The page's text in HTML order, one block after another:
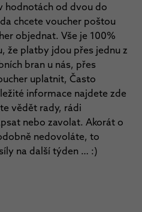
hodnotách od dvou do
chcete voucher poštou
objednat. Vše je 100%
že platby jdou přes jednu z
bran u nás, přes
uplatnit, Často
informace najdete zde
vědět rady, rádi
nebo zavolat. Akorát o
nedovoláte, to
na další týden … :)